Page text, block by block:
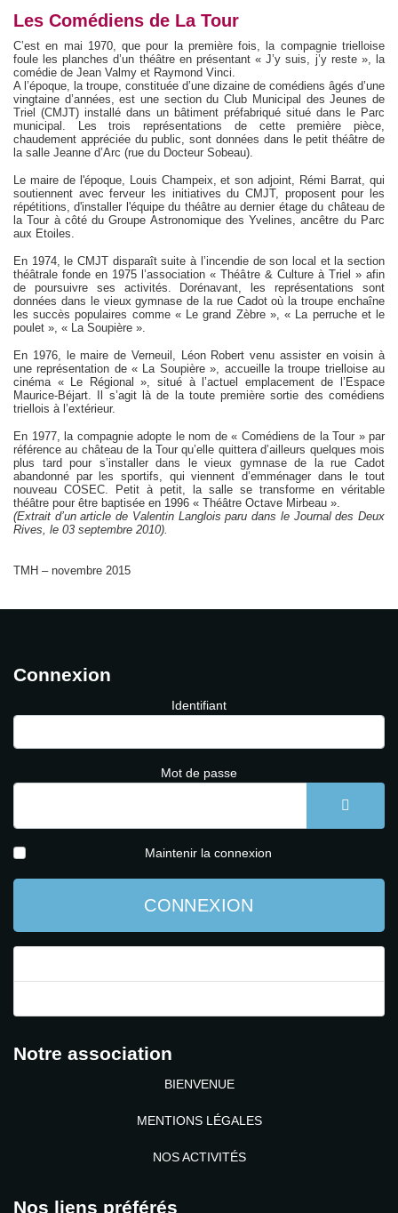
Les Comédiens de La Tour
C’est en mai 1970, que pour la première fois, la compagnie trielloise
foule les planches d’un théâtre en présentant « J’y suis, j’y reste », la
comédie de Jean Valmy et Raymond Vinci.
A l’époque, la troupe, constituée d’une dizaine de comédiens âgés d’une
vingtaine d’années, est une section du Club Municipal des Jeunes de
Triel (CMJT) installé dans un bâtiment préfabriqué situé dans le Parc
municipal. Les trois représentations de cette première pièce,
chaudement appréciée du public, sont données dans le petit théâtre de
la salle Jeanne d’Arc (rue du Docteur Sobeau).
Le maire de l'époque, Louis Champeix, et son adjoint, Rémi Barrat, qui
soutiennent avec ferveur les initiatives du CMJT, proposent pour les
répétitions, d'installer l'équipe du théâtre au dernier étage du château de
la Tour à côté du Groupe Astronomique des Yvelines, ancêtre du Parc
aux Etoiles.
En 1974, le CMJT disparaît suite à l’incendie de son local et la section
théâtrale fonde en 1975 l’association « Théâtre & Culture à Triel » afin
de poursuivre ses activités. Dorénavant, les représentations sont
données dans le vieux gymnase de la rue Cadot où la troupe enchaîne
les succès populaires comme « Le grand Zèbre », « La perruche et le
poulet », « La Soupière ».
En 1976, le maire de Verneuil, Léon Robert venu assister en voisin à
une représentation de « La Soupière », accueille la troupe trielloise au
cinéma « Le Régional », situé à l’actuel emplacement de l’Espace
Maurice-Béjart. Il s’agit là de la toute première sortie des comédiens
triellois à l’extérieur.
En 1977, la compagnie adopte le nom de « Comédiens de la Tour » par
référence au château de la Tour qu’elle quittera d’ailleurs quelques mois
plus tard pour s’installer dans le vieux gymnase de la rue Cadot
abandonné par les sportifs, qui viennent d’emménager dans le tout
nouveau COSEC. Petit à petit, la salle se transforme en véritable
théâtre pour être baptisée en 1996 « Théâtre Octave Mirbeau ».
(Extrait d’un article de Valentin Langlois paru dans le Journal des Deux
Rives, le 03 septembre 2010).
TMH – novembre 2015
Connexion
Identifiant
Mot de passe
Maintenir la connexion
CONNEXION
Notre association
BIENVENUE
MENTIONS LÉGALES
NOS ACTIVITÉS
Nos liens préférés